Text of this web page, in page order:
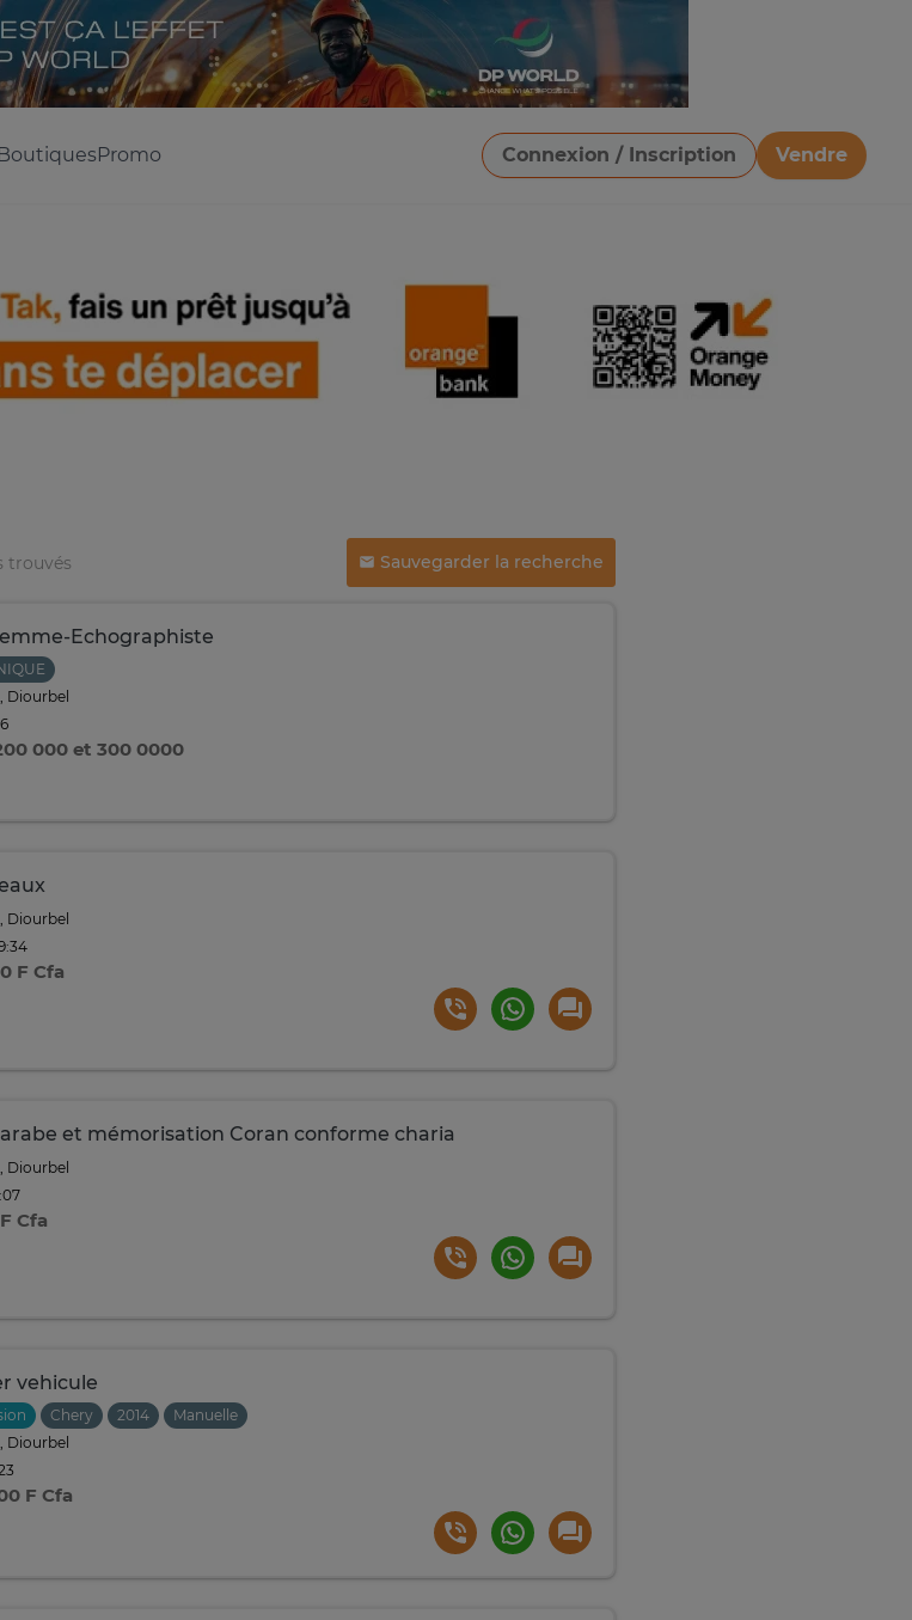
BoutiquesPromo Connexion / Inscription
Vendre
Télécharger une image
trouvés Sauvegarder la recherche
Echographiste
Diourbel
000 et 300 0000
Diourbel
F Cfa
et mémorisation Coran conforme charia
Diourbel
Cfa
vehicule
Chery 2014
Manuelle
Diourbel
F Cfa